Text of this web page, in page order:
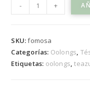
- +
SKU:fomosa
Categorías: Oolongs,
Etiquetas: oolongs,